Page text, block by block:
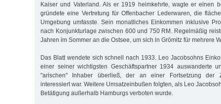
Kaiser und Vaterland. Als er 1919 heimkehrte, wagte er einen
gründete eine Vertretung für Offenbacher Lederwaren, die
Umgebung umfasste. Sein monatliches Einkommen inklusive
nach Konjunkturlage zwischen 600 und 750 RM. Regelmäßig
Jahren im Sommer an die Ostsee, um sich in Grömitz für mehrere
Das Blatt wendete sich schnell nach 1933. Leo Jacobsohns
einer seiner wichtigsten Geschäftspartner 1934 auswanderte
"arischen" Inhaber überließ, der an einer Fortsetzung der
interessiert war. Weitere Umsatzeinbußen folgten, als Leo
Betätigung außerhalb Hamburgs verboten wurde.